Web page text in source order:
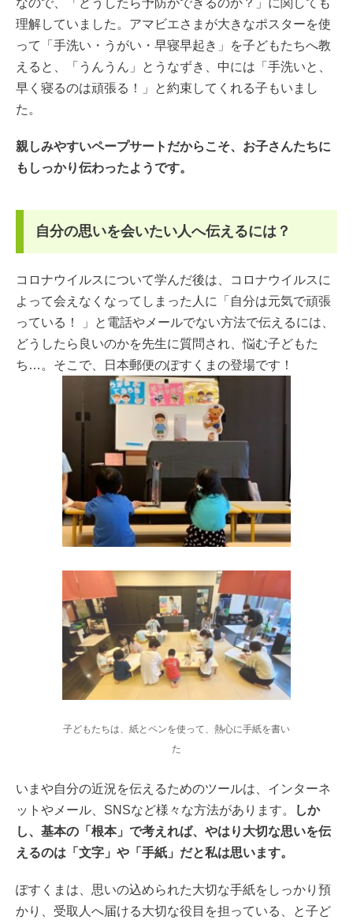
理解していました。アマビエさまが大きなポスターを使
って「手洗い・うがい・早寝早起き」を子どもたちへ教
えると、「うんうん」とうなずき、中には「手洗いと、
早く寝るのは頑張る！」と約束してくれる子もいまし
た。
親しみやすいペープサートだからこそ、お子さんたちに
もしっかり伝わったようです。
自分の思いを会いたい人へ伝えるには？
コロナウイルスについて学んだ後は、コロナウイルスに
よって会えなくなってしまった人に「自分は元気で頑張
っている！ 」と電話やメールでない方法で伝えるには、
どうしたら良いのかを先生に質問され、悩む子どもた
ち…。そこで、日本郵便のぽすくまの登場です！
子どもたちは、紙とペンを使って、熱心に手紙を書い
た
いまや自分の近況を伝えるためのツールは、インターネ
ットやメール、SNSなど様々な方法があります。
しか
し、基本の「根本」で考えれば、やはり大切な思いを伝
えるのは「文字」や「手紙」だと私は思います。
ぽすくまは、思いの込められた大切な手紙をしっかり預
かり、受取人へ届ける大切な役目を担っている、と子ど